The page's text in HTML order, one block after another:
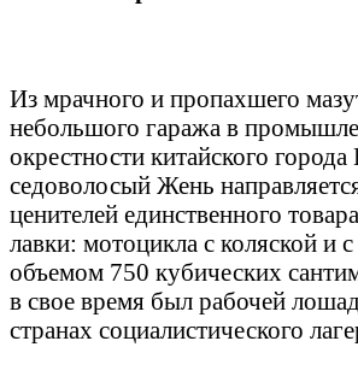
Из мрачного и пропахшего
небольшого гаража в
окрестности китайского города
седоволосый Жень
ценителей единственного
лавки: мотоцикла с коляской и
объемом 750 кубических
в свое время был рабочей
странах социалистического